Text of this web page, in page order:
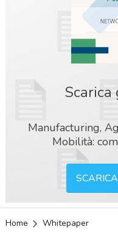
Manufacturing,
Mobilità:
Home Whitepaper